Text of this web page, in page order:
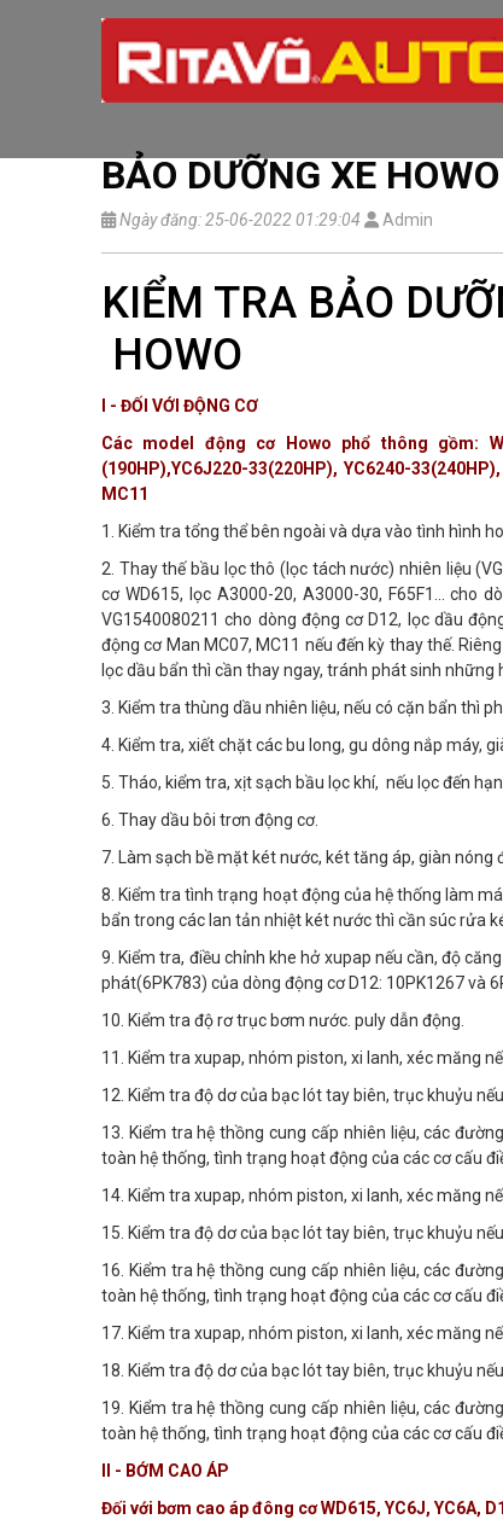
BẢO DƯỠNG XE
Ngày đăng: 25-06-2022 01:29:04 Admin
KIỂM TRA BẢO
HOWO
I - ĐỐI VỚI ĐỘNG CƠ
Các model động cơ Howo phổ thông gồm:
(190HP),YC6J220-33(220HP), YC6240-
MC11
1. Kiểm tra tổng thể bên ngoài và dựa vào tình hình
2. Thay thế bầu lọc thô (lọc tách nước) nhiên liệu (VG
cơ WD615, lọc A3000-20, A3000-30, F65F1… cho
VG1540080211 cho dòng động cơ D12, lọc dầu
động cơ Man MC07, MC11 nếu đến kỳ thay thế.
lọc dầu bẩn thì cần thay ngay, tránh phát sinh những
3. Kiểm tra thùng dầu nhiên liệu, nếu có cặn bẩn thì
4. Kiểm tra, xiết chặt các bu long, gu dông nắp máy,
5. Tháo, kiểm tra, xịt sạch bầu lọc khí, nếu lọc đến
6. Thay dầu bôi trơn động cơ.
7. Làm sạch bề mặt két nước, két tăng áp, giàn nóng
8. Kiểm tra tình trạng hoạt động của hệ thống làm
bẩn trong các lan tản nhiệt két nước thì cần súc rửa
9. Kiểm tra, điều chỉnh khe hở xupap nếu cần, độ
phát(6PK783) của dòng động cơ D12: 10PK1267 và
10. Kiểm tra độ rơ trục bơm nước. puly dẫn động.
11. Kiểm tra xupap, nhóm piston, xi lanh, xéc măng
12. Kiểm tra độ dơ của bạc lót tay biên, trục khuỷu nếu
13. Kiểm tra hệ thồng cung cấp nhiên liệu, các
toàn hệ thống, tình trạng hoạt động của các cơ cấu
14. Kiểm tra xupap, nhóm piston, xi lanh, xéc măng
15. Kiểm tra độ dơ của bạc lót tay biên, trục khuỷu nếu
16. Kiểm tra hệ thồng cung cấp nhiên liệu, các
toàn hệ thống, tình trạng hoạt động của các cơ cấu
17. Kiểm tra xupap, nhóm piston, xi lanh, xéc măng
18. Kiểm tra độ dơ của bạc lót tay biên, trục khuỷu nếu
19. Kiểm tra hệ thồng cung cấp nhiên liệu, các
toàn hệ thống, tình trạng hoạt động của các
II - BỚM CAO ÁP
Đối với bơm cao áp đông cơ WD615, YC6J, YC6A,